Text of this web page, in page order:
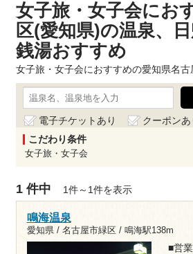
女子旅・女子会にお
区(愛知県)の温泉、
銭湯おすすめ
女子旅・女子会におすすめの愛知県名
電子チケットあり クーポンあ
こだわり条件
女子旅・女子会
1 件中 1件～1件を表示
鳴海温泉
愛知県 / 名古屋市緑区 / 鳴海駅138m
■営